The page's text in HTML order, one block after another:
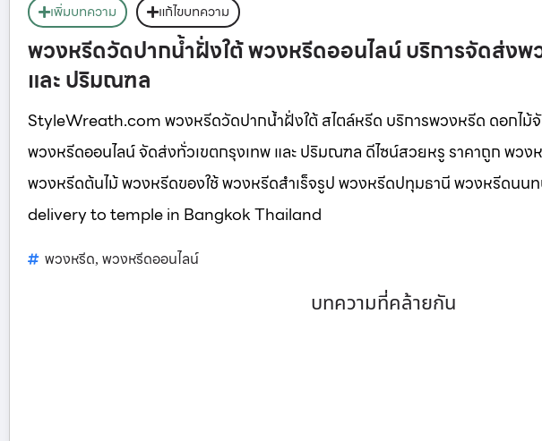
เพิ่มบทความ แก้ไขบทความ
พวงหรีดวัดปากน้ำฝั่งใต้ พวงหรีดออนไลน์ บริการจัดส่งพ
และ ปริมณฑล
StyleWreath.com พวงหรีดวัดปากน้ำฝั่งใต้ สไตล์หรีด บริการพวงหรีด ดอกไม้
พวงหรีดออนไลน์ จัดส่งทั่วเขตกรุงเทพ และ ปริมณฑล ดีไซน์สวยหรู ราคาถูก พว
พวงหรีดต้นไม้ พวงหรีดของใช้ พวงหรีดสำเร็จรูป พวงหรีดปทุมธานี พวงหรีดน
delivery to temple in Bangkok Thailand
พวงหรีด, พวงหรีดออนไลน์
บทความที่คล้ายกัน